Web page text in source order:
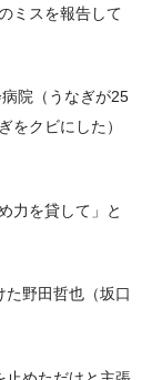
ミスを報告して
院（うなぎが25
をクビにした）
力を貸して」と
野田哲也（坂口